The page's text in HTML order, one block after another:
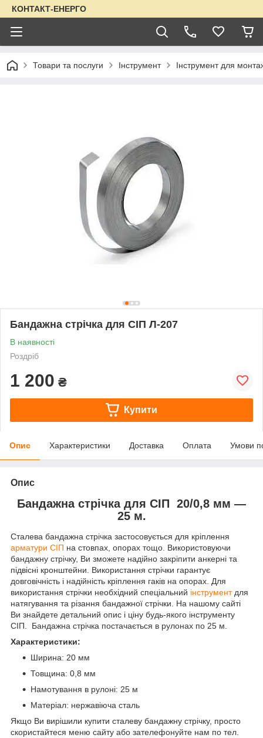
КОНТАКТ-ЕНЕРГО
Товари та послуги Інструмент Інструмент для
Бандажна стрічка для СІП Л-207
В наявності
Роздріб
1 200 ₴
Купити
Опис Характеристики Доставка Оплата Умови
Опис
Бандажна стрічка для СІП 20/0,8 мм —
25 м.
Сталева бандажна стрічка застосовується для кріплення
арматури СІП на стовпах, опорах тощо. Використовуючи
бандажну стрічку, Ви зможете надійно закріпити анкерні та
підвісні кронштейни. Використання стрічки гарантує
довговічність і надійність кріплення гаків на опорах. Для
використання стрічки необхідний спеціальний інструментдля
натягування та різання бандажної стрічки. На нашому сайті
Ви знайдете детальний опис і ціну будь-якого інструменту
СІП. Бандажна стрічка постачається в рулонах по 25 м.
Характеристики:
Ширина: 20 мм
Товщина: 0,8 мм
Намотування в рулоні: 25 м
Матеріал: нержавіюча сталь
Якщо Ви вирішили купити сталеву бандажну стрічку, просто
скористайтеся меню сайту або зателефонуйте нам по тел.